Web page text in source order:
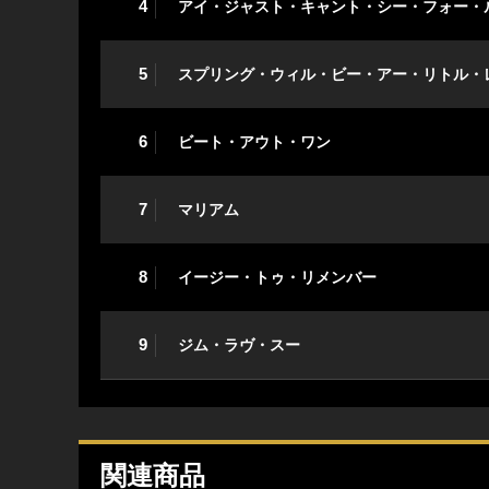
4 アイ・ジャスト・キャント・シー・フォー・
5 スプリング・ウィル・ビー・アー・リトル
6 ビート・アウト・ワン
7 マリアム
8 イージー・トゥ・リメンバー
9 ジム・ラヴ・スー
関連商品